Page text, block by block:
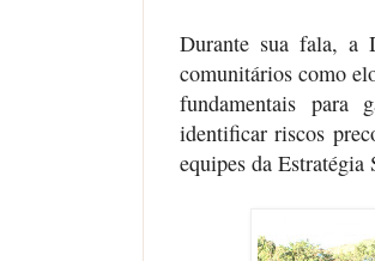
Durante sua fala, a
comunitários como
fundamentais para
identificar riscos
equipes da